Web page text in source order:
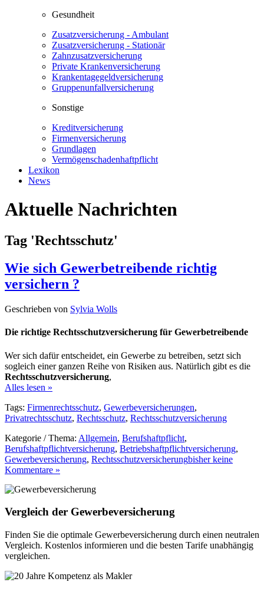
Gesundheit
Zusatzversicherung - Ambulant
Zusatzversicherung - Stationär
Zahnzusatzversicherung
Private Krankenversicherung
Krankentagegeldversicherung
Gruppenunfallversicherung
Sonstige
Kreditversicherung
Firmenversicherung
Grundlagen
Vermögenschadenhaftpflicht
Lexikon
News
Aktuelle Nachrichten
Tag 'Rechtsschutz'
Wie sich Gewerbetreibende richtig
versichern ?
Geschrieben von Sylvia Wolls
Die richtige Rechtsschutzversicherung für Gewerbetreibende
Wer sich dafür entscheidet, ein Gewerbe zu betreiben, setzt sich
sogleich einer ganzen Reihe von Risiken aus. Natürlich gibt es die
Rechtsschutzversicherung,
Alles lesen »
Tags: Firmenrechtsschutz, Gewerbeversicherungen,
Privatrechtsschutz, Rechtsschutz, Rechtsschutzversicherung
Kategorie / Thema: Allgemein, Berufshaftpflicht,
Berufshaftpflichtversicherung, Betriebshaftpflichtversicherung,
Gewerbeversicherung, Rechtsschutzversicherungbisher keine
Kommentare »
Vergleich der Gewerbeversicherung
Finden Sie die optimale Gewerbeversicherung durch einen neutralen
Vergleich. Kostenlos informieren und die besten Tarife unabhängig
vergleichen.